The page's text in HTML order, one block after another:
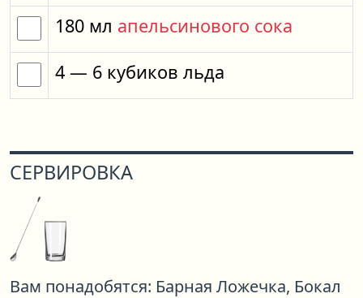
180 мл апельсинового сока
4 — 6 кубиков льда
СЕРВИРОВКА
Вам понадобятся: Барная Ложечка, Бокал